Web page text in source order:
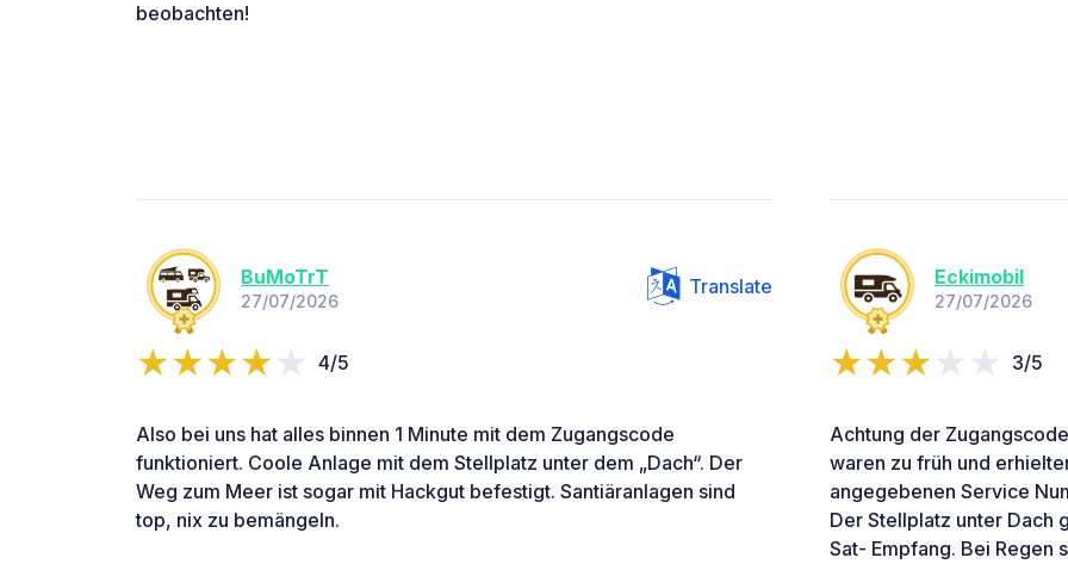
beobachten!
BuMoTrT
27/07/2026
Translate
4/5
Also bei uns hat alles binnen 1 Minute mit dem Zugangscode
funktioniert. Coole Anlage mit dem Stellplatz unter dem „Dach“. Der
Weg zum Meer ist sogar mit Hackgut befestigt. Santiäranlagen sind
top, nix zu bemängeln.
Eckimobil
27/07/2026
3/5
Achtung der
waren zu früh und
angegebenen Service
Der Stellplatz unter Dach
Sat- Empfang. Bei Regen